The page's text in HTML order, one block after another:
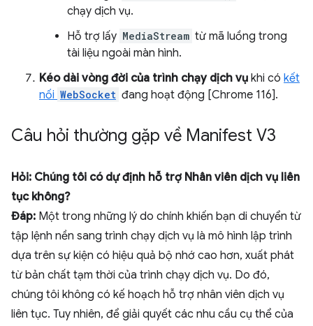
chạy dịch vụ.
Hỗ trợ lấy MediaStream từ mã luồng trong
tài liệu ngoài màn hình.
Kéo dài vòng đời của trình chạy dịch vụ khi có kết
nối WebSocket đang hoạt động [Chrome 116].
Câu hỏi thường gặp về Manifest V3
Hỏi: Chúng tôi có dự định hỗ trợ Nhân viên dịch vụ liên
tục không?
Đáp: Một trong những lý do chính khiến bạn di chuyển từ
tập lệnh nền sang trình chạy dịch vụ là mô hình lập trình
dựa trên sự kiện có hiệu quả bộ nhớ cao hơn, xuất phát
từ bản chất tạm thời của trình chạy dịch vụ. Do đó,
chúng tôi không có kế hoạch hỗ trợ nhân viên dịch vụ
liên tục. Tuy nhiên, để giải quyết các nhu cầu cụ thể của